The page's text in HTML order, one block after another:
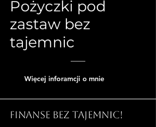
Pożyczki pod
zastaw bez
tajemnic
Więcej inforamcji o mnie
Finanse bez tajemnic!